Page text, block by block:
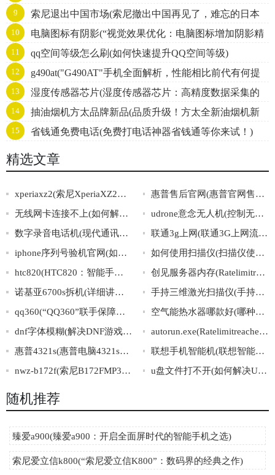
9
索尼退出中国市场(索尼撤出中国再见了，难忘的日本
品牌)
10
电脑图标有阴影(“视觉效果优化：电脑图标增加阴影精
细度提升”的主题标题。)
11 qq空间等级怎么刷(如何快速提升QQ空间等级)
12
g490at("G490AT"手机全面解析，性能相比前代有何提
升？)
13
湿度传感器芯片(湿度传感器芯片：高精度数据采集的
智能选择)
14
抽油烟机方太品牌新品(品质升级！方太全新油烟机新
品发布，让厨房更环保清新)
15 省钱通免费电话(免费打电话神器省钱通等你来试！)
精选文章
xperiaxz2(索尼XperiaXZ2智能手机的设计和功能特点)
惠普售后官网(惠普官网售后服务，全方位解决您的疑问)
无线网卡连接不上(如何解决无线网卡无法连接的问题？)
udrone意念无人机(控制无人机飞行只需一念-udrone意念无人机)
数字录音电话机(现代通讯利器：数字录音电话机)
联通3g上网(联通3G上网流量套餐介绍及选购指南)
iphone序列号验机官网(如何通过官网验证iPhone序列号？)
如何使用扫描仪(扫描仪使用指南及技巧)
htc820(HTC820：智能手机中的完美体验)
创见服务器内存(Ratelimitreachedfordefault-gpt-3.5-turboinorganizationorg-k9KaWmMEK3w1Ve
诺基亚6700s拆机(详细讲解诺基亚6700s的拆卸操作)
手持三维激光扫描仪(手持三维激光扫描仪：便捷精准的3D建模利器)
qq360(“QQ360”联手保障网络安全，全方位防护上网行为！)
空气能热水器哪款好(哪种空气能热水器最适合你的家？)
dnf字体模糊(解决DNF游戏中字体模糊问题)
autorun.exe(Ratelimitreachedfordefault-gpt-3.5-turboinorganizationorg-DRTPH948J2
惠普4321s(惠普电脑4321s产品参数简介)
联想手机智能机(联想智能手机：智慧生活，掌握全局)
nwz-b172f(索尼B172FMP3播放器详解及使用技巧指南)
u盘文件打不开(如何解决U盘文件打不开的问题)
随机推荐
臻爱a900(臻爱a900：开启全面屏时代的智能手机之选)
索尼爱立信k800(“索尼爱立信K800”：数码界的经典之作)